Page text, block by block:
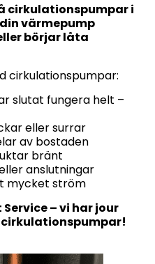
cirkulationspumpar i
värmepump
börjar låta
cirkulationspumpar:
slutat fungera helt –
eller surrar
av bostaden
bränt
anslutningar
mycket ström
– vi har jour
cirkulationspumpar!